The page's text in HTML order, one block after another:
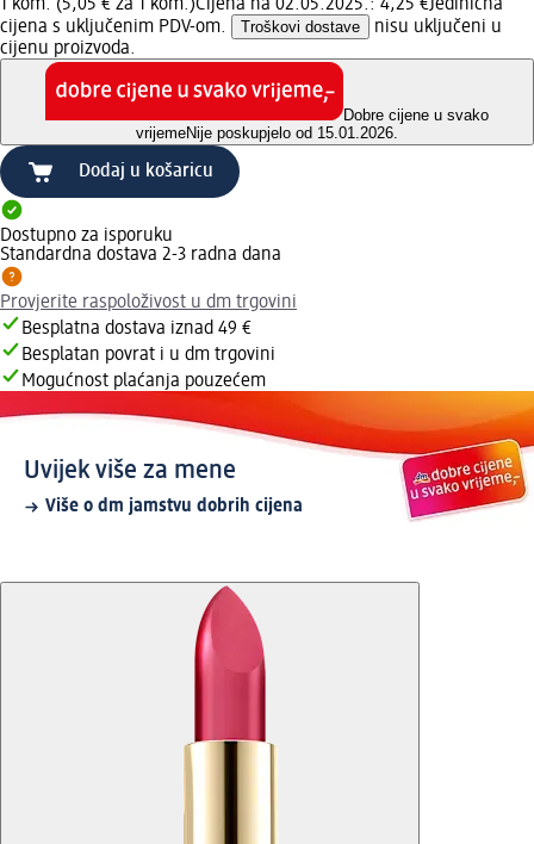
1 kom. (5,05 € za 1 kom.)Cijena na 02.05.2025.: 4,25 €Jedinična
cijena s uključenim PDV-om.
Troškovi dostave
nisu uključeni u
cijenu proizvoda.
Dobre cijene u svako
vrijemeNije poskupjelo od 15.01.2026.
Dodaj u košaricu
Dostupno za isporuku
Standardna dostava 2-3 radna dana
Provjerite raspoloživost u dm trgovini
Besplatna dostava iznad 49 €
Besplatan povrat i u dm trgovini
Mogućnost plaćanja pouzećem
Uvijek više za mene
Više o dm jamstvu dobrih cijena